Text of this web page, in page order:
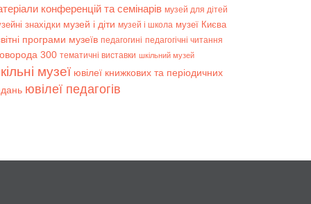
конференцій та семінарів музей для дітей
знахідки музей і діти музей і школа музеї Києва
програми музеїв педагогині педагогічні читання
300 тематичні виставки шкільний музей
музеї ювілеї книжкових та періодичних
ювілеї педагогів